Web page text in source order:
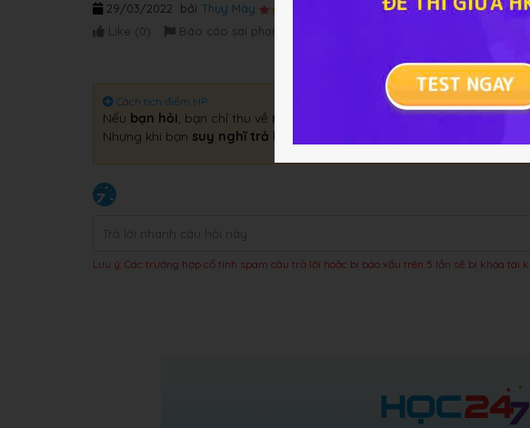
bởi Thụy Mây
29/03/2022
Like (0) Báo cáo sai phạm
Cách tích điểm HP
Nếu bạn hỏi, bạn chỉ thu về một câu trả lời
Nhưng khi bạn suy nghĩ trả lời
Lưu ý: Các trường hợp cố tình spam câu trả lời hoặc bị báo xấu trên 5 lần sẽ bị khóa tài